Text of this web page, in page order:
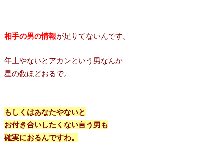
相手の男の情報が足りてないんです。
年上やないとアカンという男なんか
星の数ほどおるで。
もしくはあなたやないと
お付き合いしたくない言う男も
確実におるんですわ。